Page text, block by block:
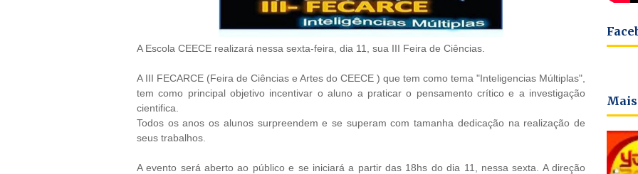
A Escola CEECE realizará nessa sexta-feira, dia 11, sua III Feira de Ciências.
A III FECARCE (Feira de Ciências e Artes do CEECE ) que tem como tema "Inteligencias Múltiplas",
tem como principal objetivo incentivar o aluno a praticar o pensamento crítico e a investigação
cientifica.
Todos os anos os alunos surpreendem e se superam com tamanha dedicação na realização de
seus trabalhos.
A evento será aberto ao público e se iniciará a partir das 18hs do dia 11, nessa sexta. A direção